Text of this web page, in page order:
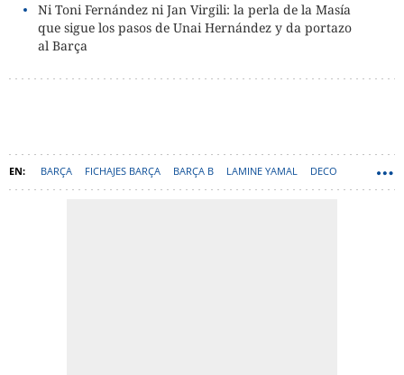
Ni Toni Fernández ni Jan Virgili: la perla de la Masía
que sigue los pasos de Unai Hernández y da portazo
al Barça
BARÇA FICHAJES BARÇA BARÇA B LAMINE YAMAL DECO